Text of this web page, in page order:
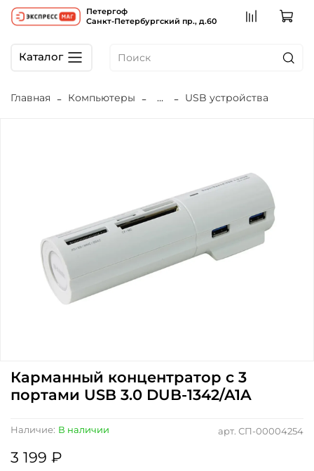
Петергоф
Санкт-Петербургский пр., д.60
Каталог
Главная Компьютеры ... USB устройства
арт. СП-00004254
Наличие: В наличии
Карманный концентратор с 3
портами USB 3.0 DUB-1342/A1A
3 199 ₽